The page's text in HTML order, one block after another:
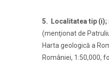
5. Localitatea tip (i);
(menţionat de
Harta geologică a
României, 1:50,000,